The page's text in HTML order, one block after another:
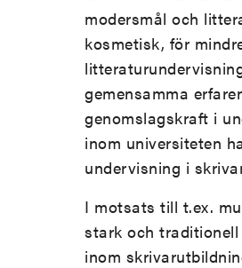
modersmål och
kosmetisk, för
gemensamma
genomslagskraft i
inom universiteten
undervisning i
I motsats till t.ex.
stark och
inom